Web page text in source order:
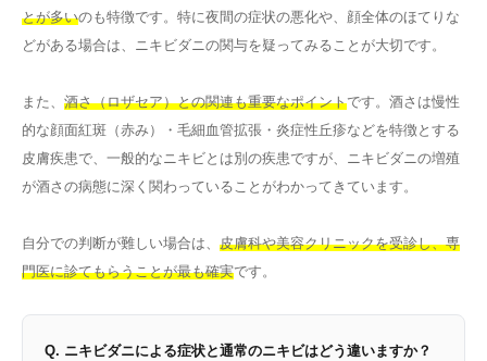
とが多いのも特徴です。特に夜間の症状の悪化や、顔全体のほてりな
どがある場合は、ニキビダニの関与を疑ってみることが大切です。
また、 酒さ（ロザセア）との関連も重要なポイントです。酒さは慢性
的な顔面紅斑（赤み）・毛細血管拡張・炎症性丘疹などを特徴とする
皮膚疾患で、一般的なニキビとは別の疾患ですが、ニキビダニの増殖
が酒さの病態に深く関わっていることがわかってきています。
自分での判断が難しい場合は、 皮膚科や美容クリニックを受診し、専
門医に診てもらうことが最も確実です。
Q. ニキビダニによる症状と通常のニキビはどう違いますか？